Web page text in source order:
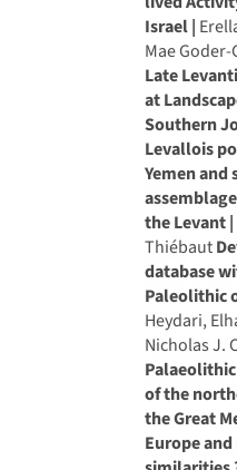
Israel |
Mae
Late
at
Southern
Levallois
Yemen
the Levant |
Thiébaut
database
Paleolithic
Heydari,
Nicholas J.
of the
the Great
Europe